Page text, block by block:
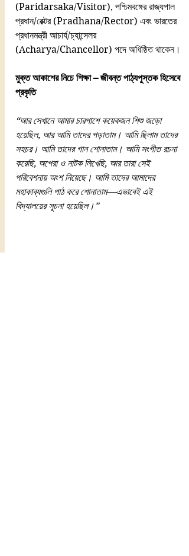
(Paridarsaka/Visitor), পশ্চিমবঙ্গের রাজ্যপাল
প্রধান/রেক্টর (Pradhana/Rector) এবং ভারতের
প্রধানমন্ত্রী আচার্য/চ্যান্সেলর
(Acharya/Chancellor) পদে অধিষ্ঠিত থাকেন।
মুক্ত আকাশের নিচে শিক্ষা – জীবন্ত পাঠ্যপুস্তক হিসেবে
প্রকৃতি
“আর সেখানে আমার চারপাশে কয়েকজন শিশু জড়ো
হয়েছিল, আর আমি তাদের পড়াতাম। আমি ছিলাম তাদের
সহচর। আমি তাদের গান শোনাতাম। আমি সংগীত রচনা
করেছি, অপেরা ও নাটক লিখেছি, আর তারা সেই
পরিবেশনায় অংশ নিয়েছে। আমি তাদের আমাদের
মহাকাব্যগুলি পাঠ করে শোনাতাম—এভাবেই এই
বিদ্যালয়ের সূচনা হয়েছিল।”